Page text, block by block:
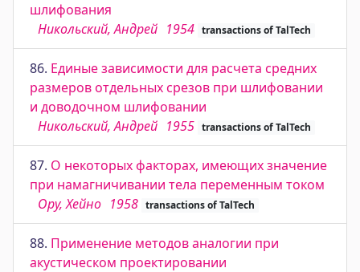
шлифования
Никольский, Андрей 1954 transactions of TalTech
86. Единые зависимости для расчета средних
размеров отдельных срезов при шлифовании
и доводочном шлифовании
Никольский, Андрей 1955 transactions of TalTech
87. О некоторых факторах, имеющих значение
при намагничивании тела переменным током
Ору, Хейно 1958 transactions of TalTech
88. Применение методов аналогии при
акустическом проектировании